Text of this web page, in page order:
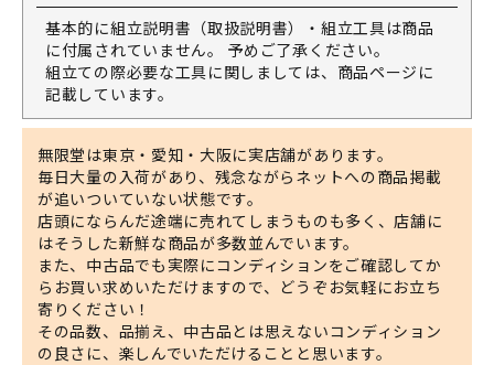
基本的に組立説明書（取扱説明書）・組立工具は商品
に付属されていません。 予めご了承ください。
組立ての際必要な工具に関しましては、商品ページに
記載しています。
無限堂は東京・愛知・大阪に実店舗があります。
毎日大量の入荷があり、残念ながらネットへの商品掲載
が追いついていない状態です。
店頭にならんだ途端に売れてしまうものも多く、店舗に
はそうした新鮮な商品が多数並んでいます。
また、中古品でも実際にコンディションをご確認してか
らお買い求めいただけますので、どうぞお気軽にお立ち
寄りください！
その品数、品揃え、中古品とは思えないコンディション
の良さに、楽しんでいただけることと思います。